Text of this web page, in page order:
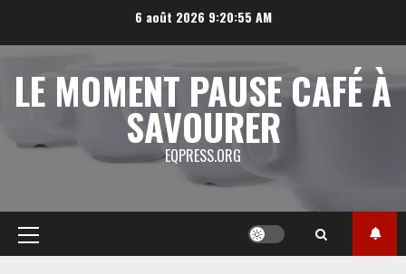
6 août 2026 9:20:56 AM
LE MOMENT PAUSE CAFÉ À
SAVOURER
EQPRESS.ORG
Menu
principal